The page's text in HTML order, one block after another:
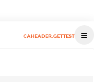
CAHEADER.GETTEST